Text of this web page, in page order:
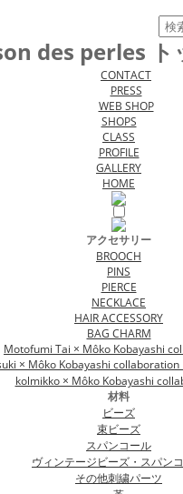
des perles ト
CONTACT
PRESS
WEB SHOP
SHOPS
CLASS
PROFILE
GALLERY
HOME
アクセサリー
BROOCH
PINS
PIERCE
NECKLACE
HAIR ACCESSORY
BAG CHARM
Motofumi Tai × Môko Kobayashi
× Môko Kobayashi collaboration
kolmikko × Môko Kobayashi
材料
ビーズ
束ビーズ
スパンコール
ヴィンテージビーズ・スパン
その他刺繍パーツ